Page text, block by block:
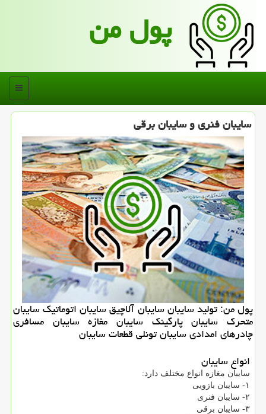
پول من
منو
سایبان فنری و سایبان برقی
پول من: تولید سایبان سایبان آلاچیق سایبان اتوماتیك سایبان
متحرك سایبان پارگینك سایبان مغازه سایبان مسافری
چادرهای امدادی سایبان تونلی قطعات سایبان
انواع سایبان
سایبان مغازه انواع مختلف دارد:
۱- سایبان بازویی
۲- سایبان فنری
۳- سایبان برقی